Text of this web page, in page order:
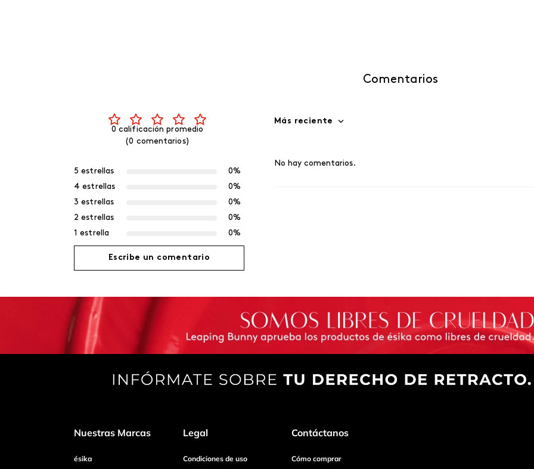
Comentarios
0 calificación promedio
(0 comentarios)
5 estrellas
0%
4 estrellas
0%
3 estrellas
0%
2 estrellas
0%
1 estrella
0%
Escribe un comentario
Agregar comentario
Título
Más reciente
No hay comentarios.
Nuestras Marcas
ésika
Legal
Condiciones de uso
Contáctanos
Cómo comprar